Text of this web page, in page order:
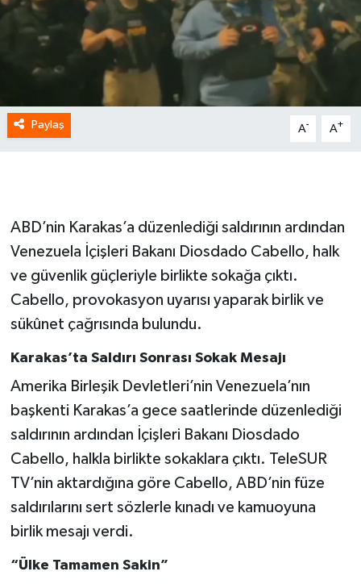
Paylaş A- A+
ABD’nin Karakas’a düzenlediği saldırının ardından
Venezuela İçişleri Bakanı Diosdado Cabello, halk
ve güvenlik güçleriyle birlikte sokağa çıktı.
Cabello, provokasyon uyarısı yaparak birlik ve
sükûnet çağrısında bulundu.
Karakas’ta Saldırı Sonrası Sokak Mesajı
Amerika Birleşik Devletleri’nin Venezuela’nın
başkenti Karakas’a gece saatlerinde düzenlediği
saldırının ardından İçişleri Bakanı Diosdado
Cabello, halkla birlikte sokaklara çıktı. TeleSUR
TV’nin aktardığına göre Cabello, ABD’nin füze
saldırılarını sert sözlerle kınadı ve kamuoyuna
birlik mesajı verdi.
“Ülke Tamamen Sakin”